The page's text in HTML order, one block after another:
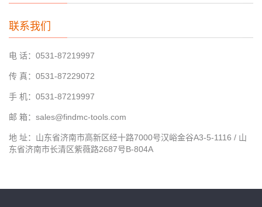
联系我们
电 话：0531-87219997
传 真：0531-87229072
手 机：0531-87219997
邮 箱：sales@findmc-tools.com
地 址：山东省济南市高新区经十路7000号汉峪金谷A3-5-1116 / 山
东省济南市长清区紫薇路2687号B-804A